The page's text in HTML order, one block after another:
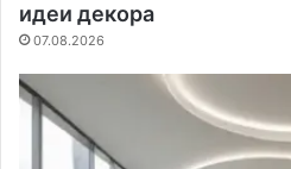
идеи декора
07.08.2026